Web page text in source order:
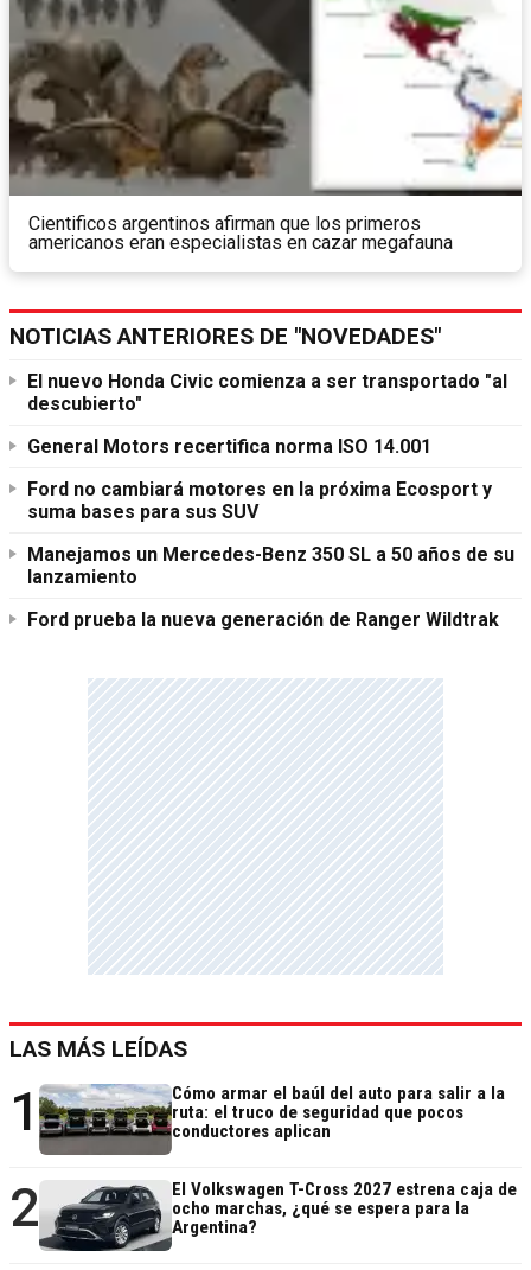
Cientificos argentinos afirman que los primeros
americanos eran especialistas en cazar megafauna
NOTICIAS ANTERIORES DE "NOVEDADES"
El nuevo Honda Civic comienza a ser transportado "al
descubierto"
General Motors recertifica norma ISO 14.001
Ford no cambiará motores en la próxima Ecosport y
suma bases para sus SUV
Manejamos un Mercedes-Benz 350 SL a 50 años de su
lanzamiento
Ford prueba la nueva generación de Ranger Wildtrak
LAS MÁS LEÍDAS
1
Cómo armar el baúl del auto para salir a la
ruta: el truco de seguridad que pocos
conductores aplican
2
El Volkswagen T-Cross 2027 estrena caja de
ocho marchas, ¿qué se espera para la
Argentina?